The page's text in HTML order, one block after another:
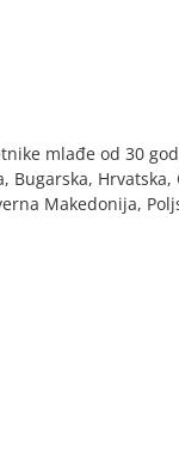
mlađe od 30
Hrvatska,
Makedonija,